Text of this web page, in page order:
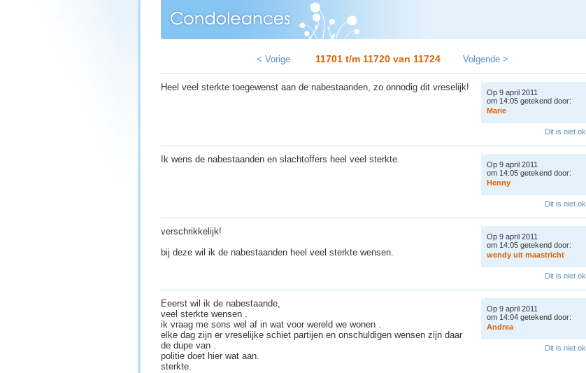
< Vorige 11701 t/m 11720 van 11724 Volgende >
Heel veel sterkte toegewenst aan de nabestaanden, zo onnodig dit vreselijk!
Op 9 april 2011
om 14:05 getekend door:
Marie
Dit is niet ok
Ik wens de nabestaanden en slachtoffers heel veel sterkte.
Op 9 april 2011
om 14:05 getekend door:
Henny
Dit is niet ok
verschrikkelijk!
bij deze wil ik de nabestaanden heel veel sterkte wensen.
Op 9 april 2011
om 14:05 getekend door:
wendy uit maastricht
Dit is niet ok
Eeerst wil ik de nabestaande,
veel sterkte wensen .
ik vraag me sons wel af in wat voor wereld we wonen .
elke dag zijn er vreselijke schiet partijen en onschuldigen wensen zijn daar
de dupe van .
politie doet hier wat aan.
sterkte.
Op 9 april 2011
om 14:04 getekend door:
Andrea
Dit is niet ok